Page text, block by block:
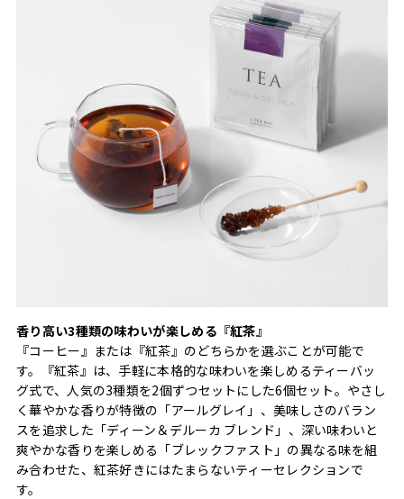
香り高い3種類の味わいが楽しめる『紅茶』
『コーヒー』または『紅茶』のどちらかを選ぶことが可能で
す。『紅茶』は、手軽に本格的な味わいを楽しめるティーバッ
グ式で、人気の3種類を2個ずつセットにした6個セット。やさし
く華やかな香りが特徴の「アールグレイ」、美味しさのバラン
スを追求した「ディーン＆デルーカ ブレンド」、深い味わいと
爽やかな香りを楽しめる「ブレックファスト」の異なる味を組
み合わせた、紅茶好きにはたまらないティーセレクションで
す。